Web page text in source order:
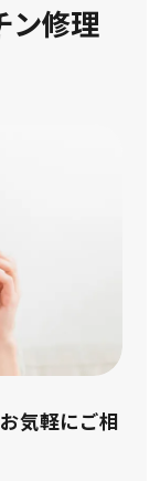
ン修理
気軽にご相